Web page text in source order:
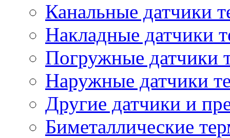
Канальные датчики
Накладные датчики
Погружные датчики
Наружные датчики
Другие датчики и
Биметаллические